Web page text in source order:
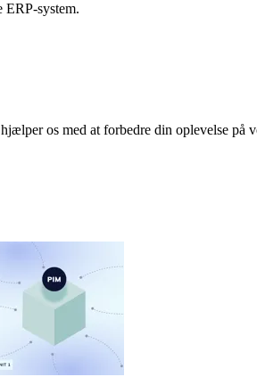
ERP-system.
os med at forbedre din oplevelse